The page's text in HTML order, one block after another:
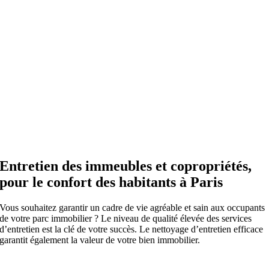
Entretien des immeubles et copropriétés,
pour le confort des habitantsà Paris
Vous souhaitez garantir un cadre de vie agréable et sain aux occupants
de votre parc immobilier ? Le niveau de qualité élevée des services
d’entretien est la clé de votre succès. Le nettoyage d’entretien efficace
garantit également la valeur de votre bien immobilier.